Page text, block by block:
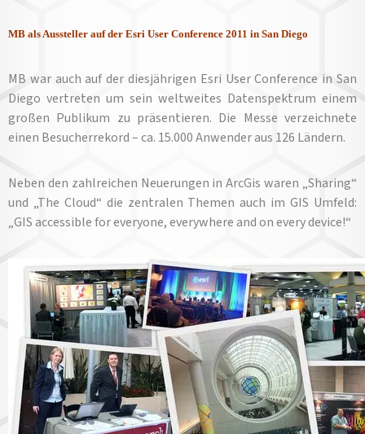
MB als Aussteller auf der Esri User Conference 2011 in San Diego
MB war auch auf der diesjährigen Esri User Conference in San
Diego vertreten um sein weltweites Datenspektrum einem
großen Publikum zu präsentieren. Die Messe verzeichnete
einen Besucherrekord –ca. 15.000 Anwender aus 126 Ländern.
Neben den zahlreichen Neuerungen in ArcGis waren „Sharing“
und „The Cloud“ die zentralen Themen auch im GIS Umfeld:
„GIS accessible for everyone, everywhere and on every device!“